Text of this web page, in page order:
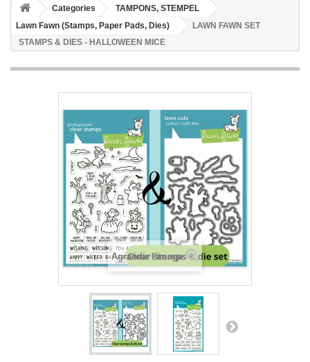
Categories
TAMPONS, STEMPEL
Lawn Fawn (Stamps, Paper Pads, Dies)
LAWN FAWN SET
STAMPS & DIES - HALLOWEEN MICE
Agrandir l'image